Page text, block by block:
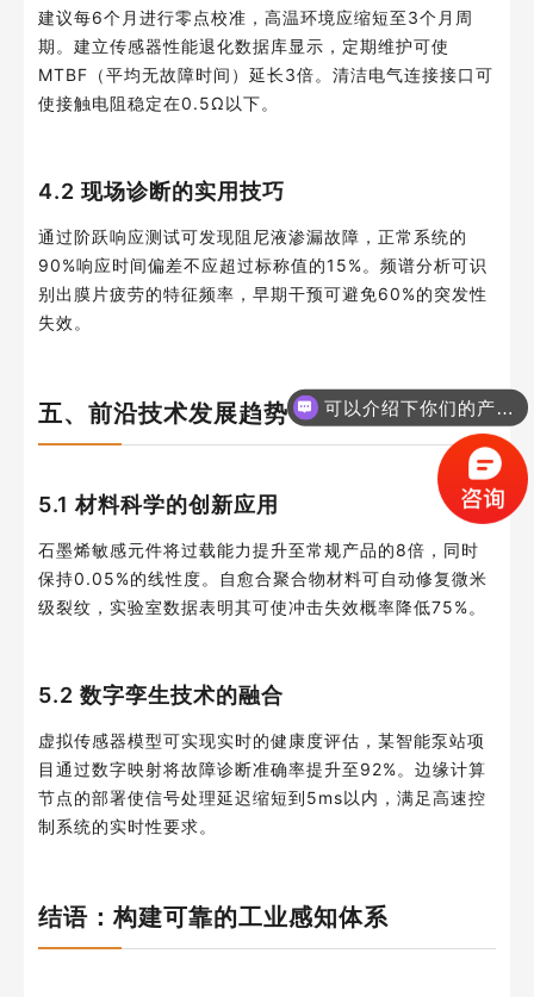
建议每6个月进行零点校准，高温环境应缩短至3个月周
期。建立传感器性能退化数据库显示，定期维护可使
MTBF（平均无故障时间）延长3倍。清洁电气连接接口可
使接触电阻稳定在0.5Ω以下。
4.2 现场诊断的实用技巧
通过阶跃响应测试可发现阻尼液渗漏故障，正常系统的
90%响应时间偏差不应超过标称值的15%。频谱分析可识
别出膜片疲劳的特征频率，早期干预可避免60%的突发性
失效。
五、前沿技术发展趋势
5.1 材料科学的创新应用
石墨烯敏感元件将过载能力提升至常规产品的8倍，同时
保持0.05%的线性度。自愈合聚合物材料可自动修复微米
级裂纹，实验室数据表明其可使冲击失效概率降低75%。
5.2 数字孪生技术的融合
虚拟传感器模型可实现实时的健康度评估，某智能泵站项
目通过数字映射将故障诊断准确率提升至92%。边缘计算
节点的部署使信号处理延迟缩短到5ms以内，满足高速控
制系统的实时性要求。
结语：构建可靠的工业感知体系
你们是怎么收费的呢？